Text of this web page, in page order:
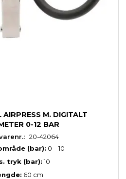
M. DIGITALT
0-12 BAR
20-42064
(bar): 0 – 10
tryk (bar):10
60 cm